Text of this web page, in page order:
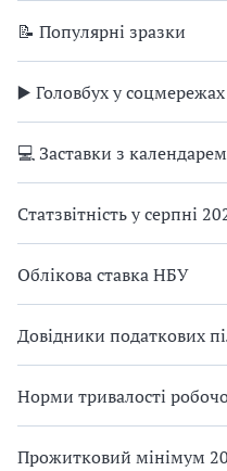
📝 Популярні зразки
▶️ Головбух у соцмережах
💻 Заставки з
Статзвітність у серпні
Облікова ставка НБУ
Довідники податкових
Норми тривалості
Прожитковий мінімум